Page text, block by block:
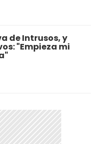
de Intrusos, y
"Empieza mi